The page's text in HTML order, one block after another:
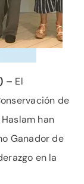
– El
de
han
Ganador de
en la